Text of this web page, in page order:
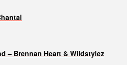
– Brennan Heart & Wildstylez